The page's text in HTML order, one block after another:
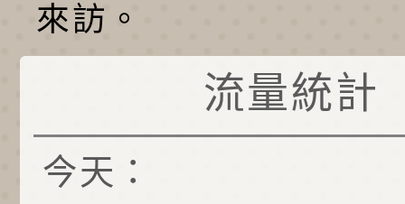
來訪。
流量統計
今天：